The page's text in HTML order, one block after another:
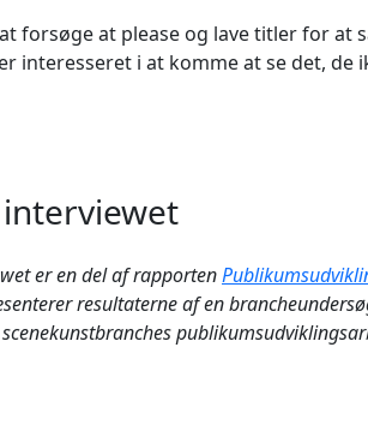
forsøge at please og lave titler for at
interesseret i at komme at se det, de
er en del af rapporten
resultaterne af en